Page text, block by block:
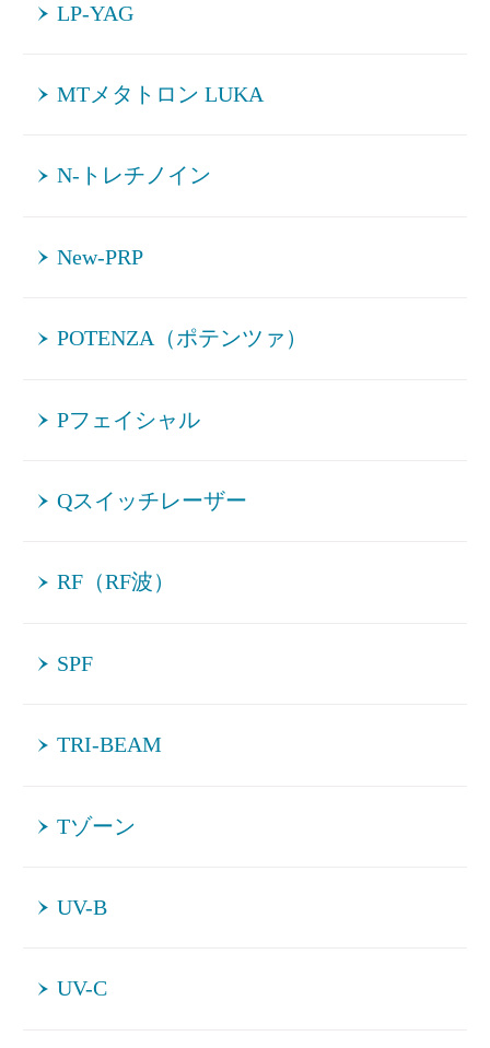
LP-YAG
MTメタトロン LUKA
N-トレチノイン
New-PRP
POTENZA（ポテンツァ）
Pフェイシャル
Qスイッチレーザー
RF（RF波）
SPF
TRI-BEAM
Tゾーン
UV-B
UV-C